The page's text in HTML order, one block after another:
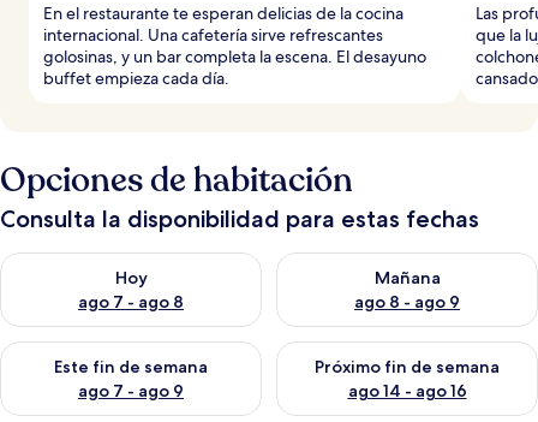
En el restaurante te esperan delicias de la cocina
internacional. Una cafetería sirve refrescantes
golosinas, y un bar completa la escena. El desayuno
buffet empieza cada día.
Las
que la
Opciones de habitación
Consulta la disponibilidad para estas fechas
Hoy
ago 7 - ago 8
Consulta la disponibilidad para hoy ago 7 - ago 8
Mañana
ago 8 - ago 9
Consulta la disponibilidad
Este fin de semana
ago 7 - ago 9
Consulta la disponibilidad para este fin de semana ago 7 -
Próximo fin de semana
ago 14 - ago 16
Consulta la disponibilidad